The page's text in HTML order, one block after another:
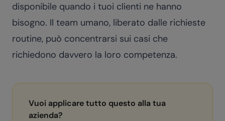
disponibile quando i tuoi clienti ne hanno
bisogno. Il team umano, liberato dalle richieste
routine, può concentrarsi sui casi che
richiedono davvero la loro competenza.
Vuoi applicare tutto questo alla tua
azienda?